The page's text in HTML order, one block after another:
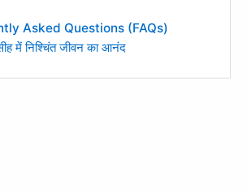
Asked Questions (FAQs)
में निश्चिंत जीवन का आनंद